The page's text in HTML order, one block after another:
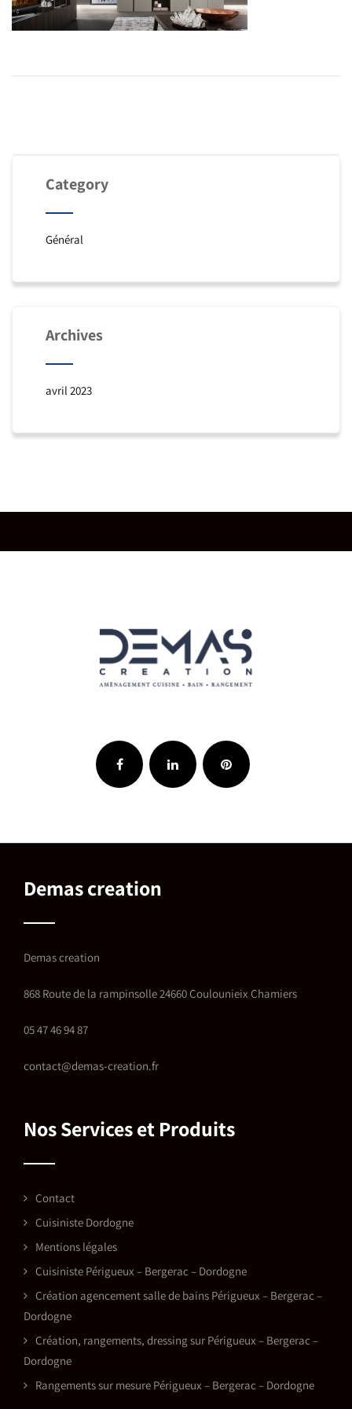
Category
Général
Archives
avril 2023
Demas creation
Demas creation
868 Route de la rampinsolle 24660 Coulounieix Chamiers
05 47 46 94 87
contact@demas-creation.fr
Nos Services et Produits
Contact
Cuisiniste Dordogne
Mentions légales
Cuisiniste Périgueux – Bergerac – Dordogne
Création agencement salle de bains Périgueux – Bergerac –
Dordogne
Création, rangements, dressing sur Périgueux – Bergerac –
Dordogne
Rangements sur mesure Périgueux – Bergerac – Dordogne